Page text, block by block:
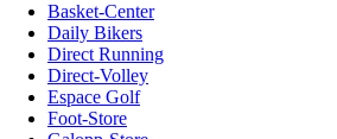
Basket-Center
Daily Bikers
Direct Running
Direct-Volley
Espace Golf
Foot-Store